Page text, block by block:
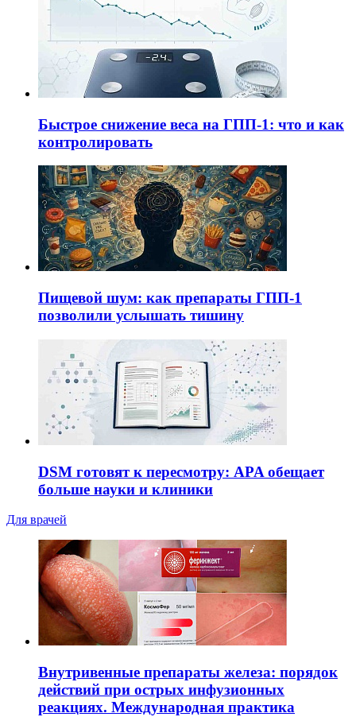
Быстрое снижение веса на ГПП-1: что и как
контролировать
Пищевой шум: как препараты ГПП-1
позволили услышать тишину
DSM готовят к пересмотру: APA обещает
больше науки и клиники
Для врачей
Внутривенные препараты железа: порядок
действий при острых инфузионных
реакциях. Международная практика